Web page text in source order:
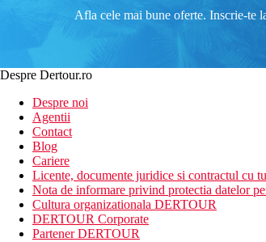
Afla cele mai bune oferte. Inscrie-te
Despre Dertour.ro
Despre noi
Agentii
Contact
Blog
Cariere
Licente, documente juridice si contractul cu
Nota de informare privind protectia datelor
Cultura organizationala DERTOUR
DERTOUR Corporate
Partener DERTOUR